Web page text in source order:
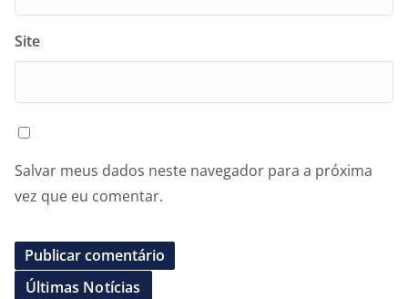
Site
Salvar meus dados neste navegador para a próxima
vez que eu comentar.
Últimas Notícias